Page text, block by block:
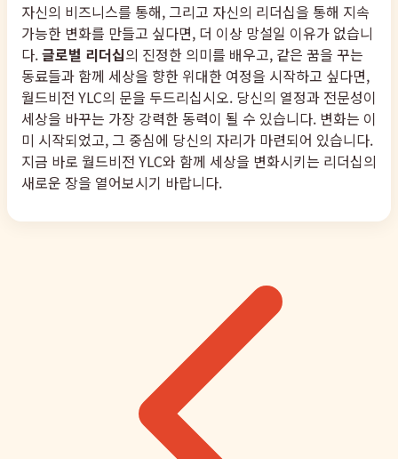
자신의 비즈니스를 통해, 그리고 자신의 리더십을 통해 지속
가능한 변화를 만들고 싶다면, 더 이상 망설일 이유가 없습니
다.글로벌 리더십의 진정한 의미를 배우고, 같은 꿈을 꾸는
동료들과 함께 세상을 향한 위대한 여정을 시작하고 싶다면,
월드비전 YLC의 문을 두드리십시오. 당신의 열정과 전문성이
세상을 바꾸는 가장 강력한 동력이 될 수 있습니다. 변화는 이
미 시작되었고, 그 중심에 당신의 자리가 마련되어 있습니다.
지금 바로 월드비전 YLC와 함께 세상을 변화시키는 리더십의
새로운 장을 열어보시기 바랍니다.